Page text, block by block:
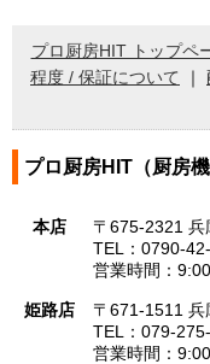
プロ厨房HIT トップペ
程度 / 保証について
｜
プロ厨房HIT（厨房
本店
〒675-2321 兵
TEL：0790-
営業時間：
姫路店
〒671-1511 兵
TEL：079-
営業時間：